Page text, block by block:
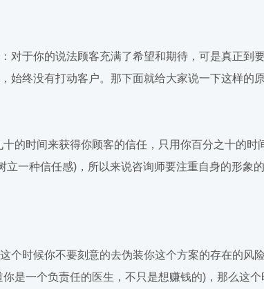
于你的说法顾客充满了希望和期待，可是真正到
始终没有打动客户。那下面就给大家说一下这样的
时间来获得你顾客的信任，只用你百分之十的时
一种信任感)，所以来说咨询师要注重自身的形象
时候你不要刻意的去伪装你这个方案的存在的风险
是一个负责任的医生，不只是想赚钱的)，那么这个